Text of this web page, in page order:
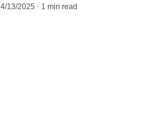
4/13/2025
1 min read